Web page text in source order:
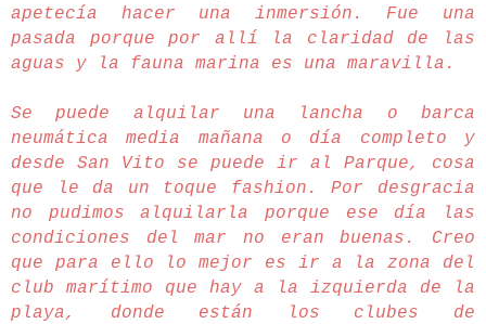
apetecía hacer una inmersión. Fue una
pasada porque por allí la claridad de las
aguas y la fauna marina es una maravilla.
Se puede alquilar una lancha o barca
neumática media mañana o día completo y
desde San Vito se puede ir al Parque, cosa
que le da un toque fashion. Por desgracia
no pudimos alquilarla porque ese día las
condiciones del mar no eran buenas. Creo
que para ello lo mejor es ir a la zona del
club marítimo que hay a la izquierda de la
playa, donde están los clubes de